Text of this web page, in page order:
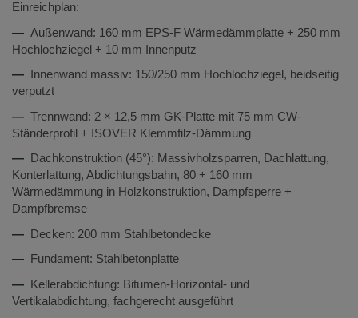
Einreichplan:
— Außenwand: 160 mm EPS-F Wärmedämmplatte + 250 mm
Hochlochziegel + 10 mm Innenputz
— Innenwand massiv: 150/250 mm Hochlochziegel, beidseitig
verputzt
— Trennwand: 2 × 12,5 mm GK-Platte mit 75 mm CW-
Ständerprofil + ISOVER Klemmfilz-Dämmung
— Dachkonstruktion (45°): Massivholzsparren, Dachlattung,
Konterlattung, Abdichtungsbahn, 80 + 160 mm
Wärmedämmung in Holzkonstruktion, Dampfsperre +
Dampfbremse
— Decken: 200 mm Stahlbetondecke
— Fundament: Stahlbetonplatte
— Kellerabdichtung: Bitumen-Horizontal- und
Vertikalabdichtung, fachgerecht ausgeführt